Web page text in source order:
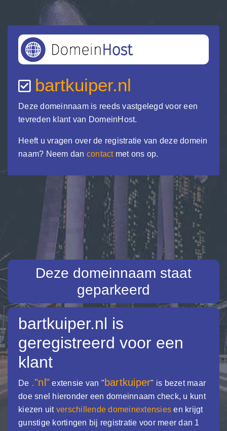
bartkuiper.nl
Deze domeinnaam is reeds vastgelegd voor een
tevreden klant van DomeinHost.
Heeft u vragen over de registratie van deze domein
naam? Neem dan contactmet ons op.
Deze domeinnaam staat
geparkeerd
bartkuiper.nl is
geregistreerd voor een
klant
De ."nl" extensie van " bartkuiper" is bezet maar
doe snel hieronder een domeinnaam check, u kunt
kiezen uit verschillende domeinextensies en krijgt
gunstige kortingen bij registratie voor meer dan 1